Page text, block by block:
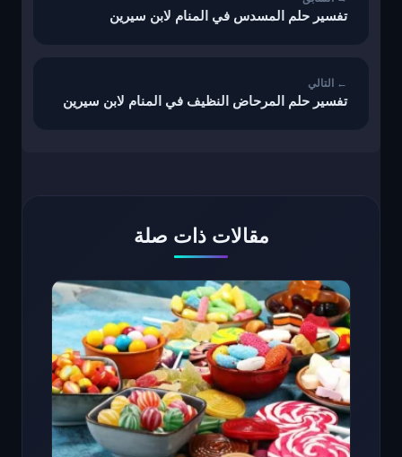
تفسير حلم المسدس في المنام لابن سيرين
تفسير حلم المرحاض النظيف في المنام لابن سيرين
مقالات ذات صلة